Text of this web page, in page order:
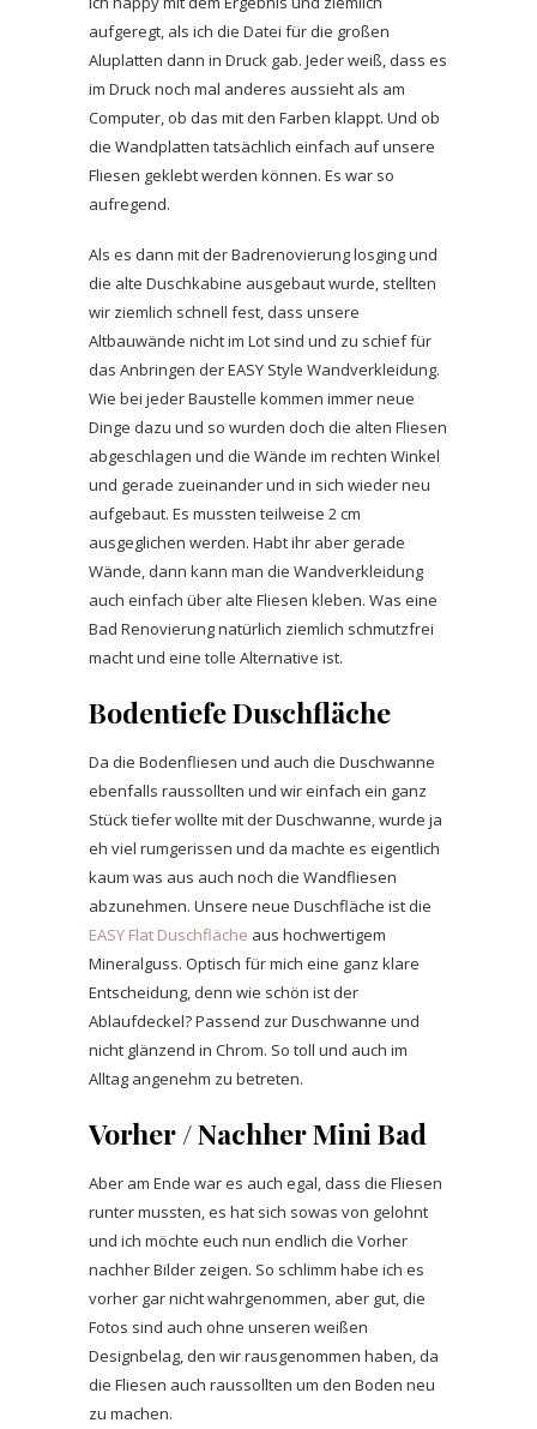
aufgeregt, als ich die Datei für die großen
Aluplatten dann in Druck gab. Jeder weiß, dass es
im Druck noch mal anderes aussieht als am
Computer, ob das mit den Farben klappt. Und ob
die Wandplatten tatsächlich einfach auf unsere
Fliesen geklebt werden können. Es war so
aufregend.
Als es dann mit der Badrenovierung losging und
die alte Duschkabine ausgebaut wurde, stellten
wir ziemlich schnell fest, dass unsere
Altbauwände nicht im Lot sind und zu schief für
das Anbringen der EASY Style Wandverkleidung.
Wie bei jeder Baustelle kommen immer neue
Dinge dazu und so wurden doch die alten Fliesen
abgeschlagen und die Wände im rechten Winkel
und gerade zueinander und in sich wieder neu
aufgebaut. Es mussten teilweise 2 cm
ausgeglichen werden. Habt ihr aber gerade
Wände, dann kann man die Wandverkleidung
auch einfach über alte Fliesen kleben. Was eine
Bad Renovierung natürlich ziemlich schmutzfrei
macht und eine tolle Alternative ist.
Bodentiefe Duschfläche
Da die Bodenfliesen und auch die Duschwanne
ebenfalls raussollten und wir einfach ein ganz
Stück tiefer wollte mit der Duschwanne, wurde ja
eh viel rumgerissen und da machte es eigentlich
kaum was aus auch noch die Wandfliesen
abzunehmen. Unsere neue Duschfläche ist die
EASY Flat Duschfläche aus hochwertigem
Mineralguss. Optisch für mich eine ganz klare
Entscheidung, denn wie schön ist der
Ablaufdeckel? Passend zur Duschwanne und
nicht glänzend in Chrom. So toll und auch im
Alltag angenehm zu betreten.
Vorher / NachherMini Bad
Aber am Ende war es auch egal, dass die Fliesen
runter mussten, es hat sich sowas von gelohnt
und ich möchte euch nun endlich die Vorher
nachher Bilder zeigen. So schlimm habe ich es
vorher gar nicht wahrgenommen, aber gut, die
Fotos sind auch ohne unseren weißen
Designbelag, den wir rausgenommen haben, da
die Fliesen auch raussollten um den Boden neu
zu machen.